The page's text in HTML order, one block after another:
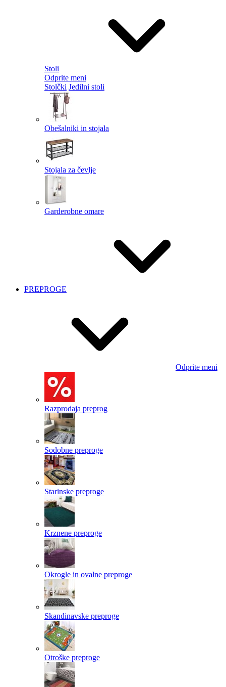
Stoli
Odprite meni
Stolčki Jedilni stoli
Obešalniki in stojala
Stojala za čevlje
Garderobne omare
PREPROGE
Odprite meni
Razprodaja preprog
Sodobne preproge
Starinske preproge
Krznene preproge
Okrogle in ovalne preproge
Skandinavske preproge
Otroške preproge